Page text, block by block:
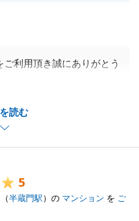
る
読む
利用頂き誠にありがとう
葉を頂き大変嬉しく思い
いを宜しくお願い致しま
5
（半蔵門駅）の マンション を ご